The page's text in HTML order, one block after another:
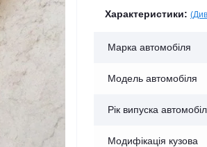
Характеристики:
Марка автомобіля
Модель автомобіля
Рік випуска
Модифікація кузова